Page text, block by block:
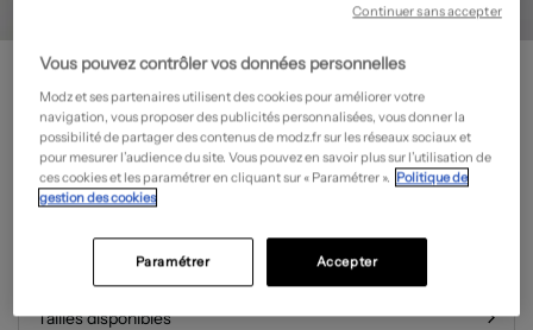
MAISON 123
41,70€
Prix neuf estimé : 139,00€ -70% ?
État: Très bon état
Guide des tailles
Tailles disponibles
Vous pouvez contrôler vos données personnelles
Modz et ses partenaires utilisent des cookies pour améliorer votre
navigation, vous proposer des publicités personnalisées, vous donner la
possibilité de partager des contenus de modz.fr sur les réseaux sociaux et
pour mesurer l’audience du site. Vous pouvez en savoir plus sur l’utilisation de
ces cookies et les paramétrer en cliquant sur « Paramétrer ». Politique de
gestion des cookies
Accepter
Paramétrer
Continuer sans accepter